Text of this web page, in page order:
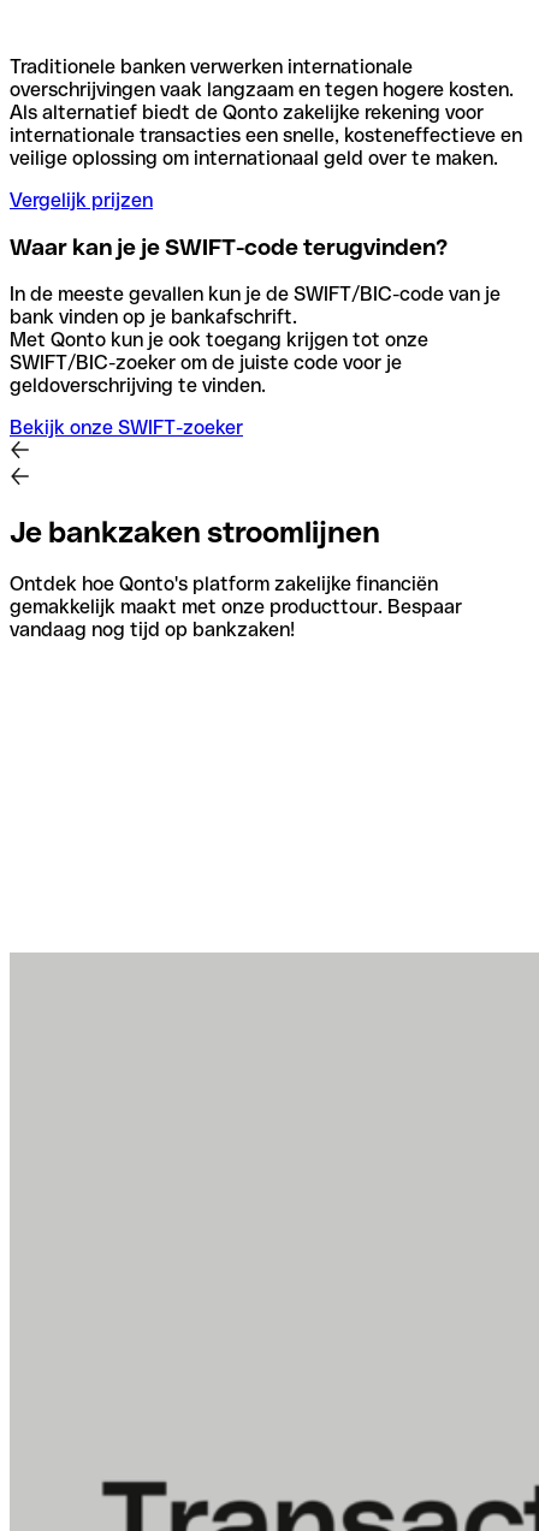
Traditionele banken verwerken internationale
overschrijvingen vaak langzaam en tegen hogere kosten.
Als alternatief biedt de Qonto zakelijke rekening voor
internationale transacties een snelle, kosteneffectieve en
veilige oplossing om internationaal geld over te maken.
Vergelijk prijzen
Waar kan je je SWIFT-code terugvinden?
In de meeste gevallen kun je de SWIFT/BIC-code van je
bank vinden op je bankafschrift.
Met Qonto kun je ook toegang krijgen tot onze
SWIFT/BIC-zoeker om de juiste code voor je
geldoverschrijving te vinden.
Bekijk onze SWIFT-zoeker
Je bankzaken stroomlijnen
Ontdek hoe Qonto's platform zakelijke financiën
gemakkelijk maakt met onze producttour. Bespaar
vandaag nog tijd op bankzaken!